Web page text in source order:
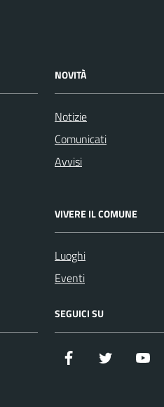
NOVITÀ
Notizie
Comunicati
Avvisi
VIVERE IL COMUNE
Luoghi
Eventi
SEGUICI SU
Facebook Twitter